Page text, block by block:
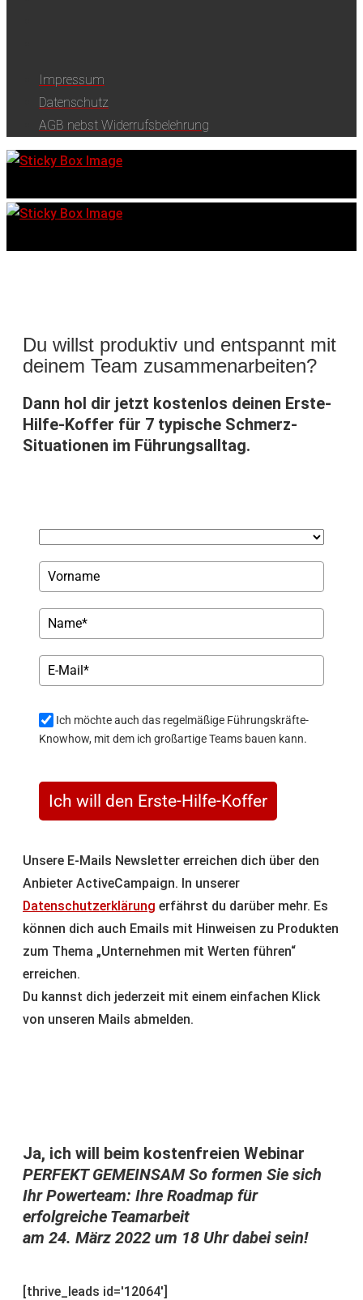
Impressum
Datenschutz
AGB nebst Widerrufsbelehrung
Du willst produktiv und entspannt mit
deinem Team zusammenarbeiten?
Dann hol dir jetzt kostenlos deinen Erste-
Hilfe-Koffer für 7 typische Schmerz-
Situationen im Führungsalltag.
Ich möchte auch das regelmäßige Führungskräfte-
Knowhow, mit dem ich großartige Teams bauen kann.
Ich will den Erste-Hilfe-Koffer
Unsere E-Mails Newsletter erreichen dich über den
Anbieter ActiveCampaign. In unserer
Datenschutzerklärung erfährst du darüber mehr. Es
können dich auch Emails mit Hinweisen zu Produkten
zum Thema „Unternehmen mit Werten führen“
erreichen.
Du kannst dich jederzeit mit einem einfachen Klick
von unseren Mails abmelden.
Ja, ich will beim kostenfreien Webinar
PERFEKT GEMEINSAM So formen Sie sich
Ihr Powerteam: Ihre Roadmap für
erfolgreiche Teamarbeit
am 24. März 2022 um 18 Uhr dabei sein!
[thrive_leads id='12064']